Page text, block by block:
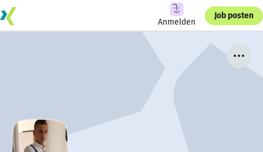
Anmelden
Job posten